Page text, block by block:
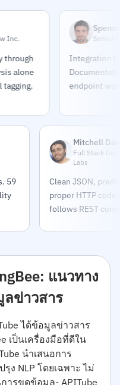
Spencer
Senior
Integration took 4
Documentation is
endpoint works
59
Mitchell
Full Stack
Labs
Clean JSON,
proper HTTP
follows REST
แนวทาง
ข่าวสาร
ได้ข้อมูลข่าวสาร
เป็นเครื่องมือที่ดีใน
นำเสนอการ
ง NLP โดยเฉพาะ ไม่
ารขูดข้อมูล- APITube